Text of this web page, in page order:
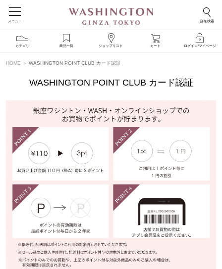
メニュー 詳細検索
カテゴリ 商品一覧 ショップリスト カート ログイン/マイページ
HOME WASHINGTON POINT CLUB カード認証
WASHINGTON POINT CLUB カード認証